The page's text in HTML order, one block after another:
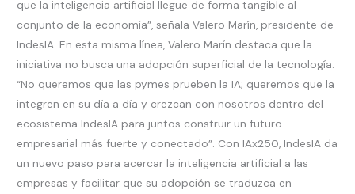
que la inteligencia artificial llegue de forma tangible al
conjunto de la economía”, señala Valero Marín, presidente de
IndesIA. En esta misma línea, Valero Marín destaca que la
iniciativa no busca una adopción superficial de la tecnología:
“No queremos que las pymes prueben la IA; queremos que la
integren en su día a día y crezcan con nosotros dentro del
ecosistema IndesIA para juntos construir un futuro
empresarial más fuerte y conectado”. Con IAx250, IndesIA da
un nuevo paso para acercar la inteligencia artificial a las
empresas y facilitar que su adopción se traduzca en